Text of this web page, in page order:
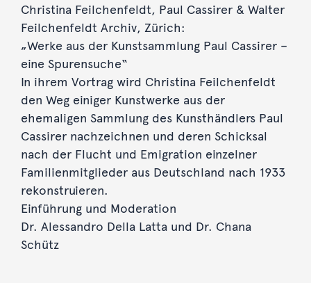
Christina Feilchenfeldt, Paul Cassirer & Walter
Feilchenfeldt Archiv, Zürich:
„Werke aus der Kunstsammlung Paul Cassirer –
eine Spurensuche“
In ihrem Vortrag wird Christina Feilchenfeldt
den Weg einiger Kunstwerke aus der
ehemaligen Sammlung des Kunsthändlers Paul
Cassirer nachzeichnen und deren Schicksal
nach der Flucht und Emigration einzelner
Familienmitglieder aus Deutschland nach 1933
rekonstruieren.
Einführung und Moderation
Dr. Alessandro Della Latta und Dr. Chana
Schütz